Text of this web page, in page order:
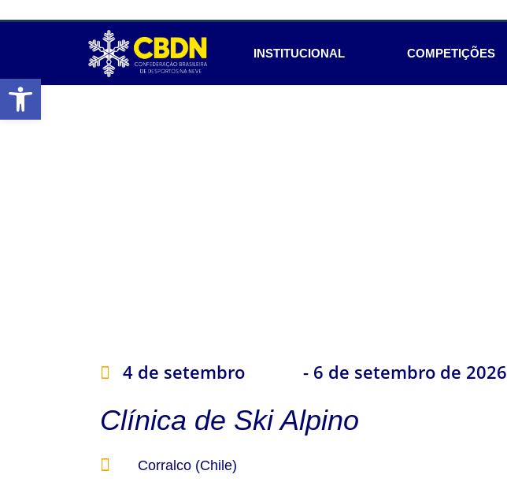
Abrir a barra de ferramentas
INSTITUCIONAL COMPETIÇÕES
4 de setembro - 6 de setembro de 2026
Clínica de Ski Alpino
Corralco (Chile)